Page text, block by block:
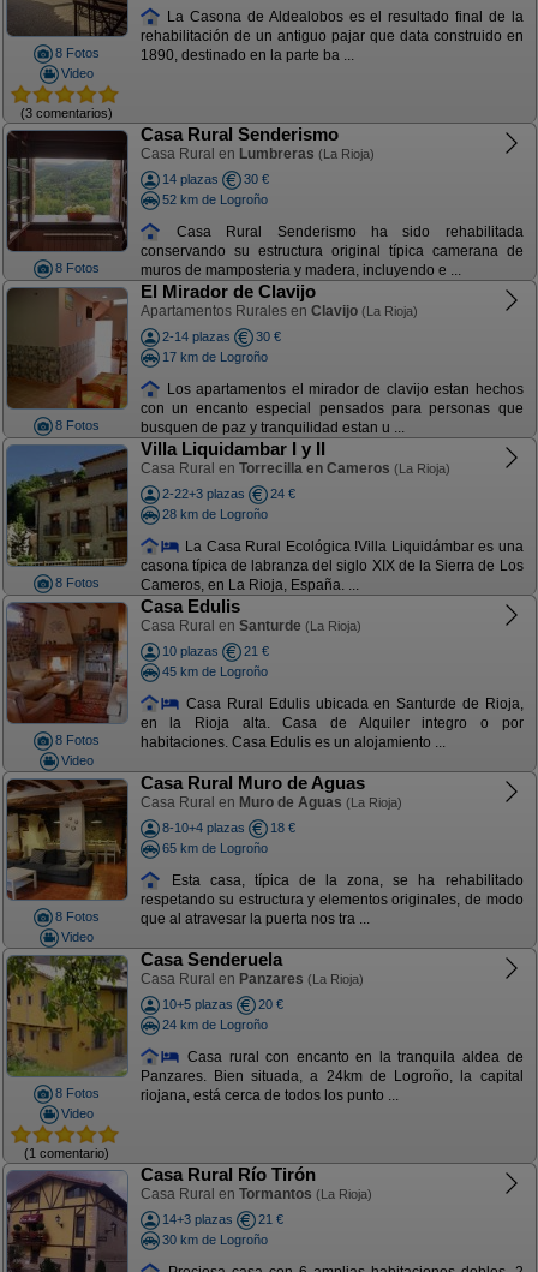
8 Fotos
Video
(3 comentarios)
La Casona de Aldealobos es el resultado final de la
rehabilitación de un antiguo pajar que data construido en
1890, destinado en la parte ba ...
8 Fotos
Casa Rural Senderismo
Casa Rural en Lumbreras (La Rioja)
14 plazas
30 €
52 km de Logroño
Casa Rural Senderismo ha sido rehabilitada
conservando su estructura original típica camerana de
muros de mamposteria y madera, incluyendo e ...
8 Fotos
El Mirador de Clavijo
Apartamentos Rurales en Clavijo (La Rioja)
2-14 plazas
30 €
17 km de Logroño
Los apartamentos el mirador de clavijo estan hechos
con un encanto especial pensados para personas que
busquen de paz y tranquilidad estan u ...
8 Fotos
Villa Liquidambar I y II
Casa Rural en Torrecilla en Cameros (La Rioja)
2-22+3 plazas
24 €
28 km de Logroño
La Casa Rural Ecológica !Villa Liquidámbar es una
casona típica de labranza del siglo XIX de la Sierra de Los
Cameros, en La Rioja, España. ...
8 Fotos
Video
Casa Edulis
Casa Rural en Santurde (La Rioja)
10 plazas
21 €
45 km de Logroño
Casa Rural Edulis ubicada en Santurde de Rioja,
en la Rioja alta. Casa de Alquiler integro o por
habitaciones. Casa Edulis es un alojamiento ...
8 Fotos
Video
Casa Rural Muro de Aguas
Casa Rural en Muro de Aguas (La Rioja)
8-10+4 plazas
18 €
65 km de Logroño
Esta casa, típica de la zona, se ha rehabilitado
respetando su estructura y elementos originales, de modo
que al atravesar la puerta nos tra ...
8 Fotos
Video
(1 comentario)
Casa Senderuela
Casa Rural en Panzares (La Rioja)
10+5 plazas
20 €
24 km de Logroño
Casa rural con encanto en la tranquila aldea de
Panzares. Bien situada, a 24km de Logroño, la capital
riojana, está cerca de todos los punto ...
Casa Rural Río Tirón
Casa Rural en Tormantos (La Rioja)
14+3 plazas
21 €
30 km de Logroño